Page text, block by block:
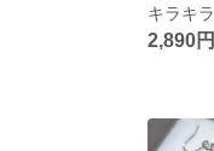
キラキ
2,890円